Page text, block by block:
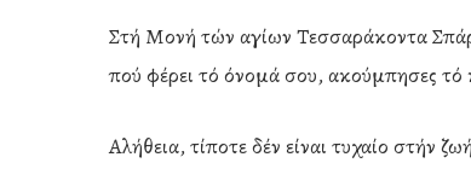
Στή Μονή τών αγίων Τεσσαράκοντα
πού φέρει τό όνομά σου, ακούμπησες
Αλήθεια, τίποτε δέν είναι τυχαίο στήν